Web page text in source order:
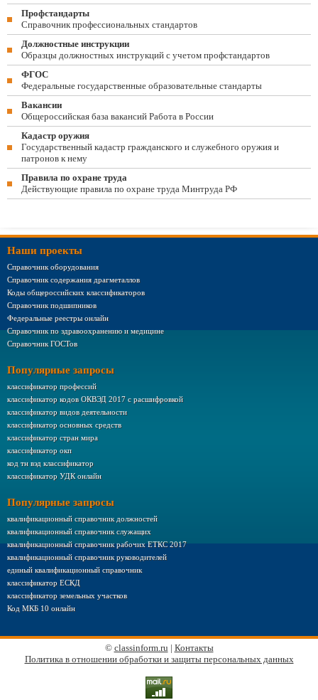
Профстандарты
Справочник профессиональных стандартов
Должностные инструкции
Образцы должностных инструкций с учетом профстандартов
ФГОС
Федеральные государственные образовательные стандарты
Вакансии
Общероссийская база вакансий Работа в России
Кадастр оружия
Государственный кадастр гражданского и служебного оружия и
патронов к нему
Правила по охране труда
Действующие правила по охране труда Минтруда РФ
Наши проекты
Справочник оборудования
Справочник содержания драгметаллов
Коды общероссийских классификаторов
Справочник подшипников
Федеральные реестры онлайн
Справочник по здравоохранению и медицине
Справочник ГОСТов
Популярные запросы
классификатор профессий
классификатор кодов ОКВЭД 2017 с расшифровкой
классификатор видов деятельности
классификатор основных средств
классификатор стран мира
классификатор окп
код тн вэд классификатор
классификатор УДК онлайн
Популярные запросы
квалификационный справочник должностей
квалификационный справочник служащих
квалификационный справочник рабочих ЕТКС 2017
квалификационный справочник руководителей
единый квалификационный справочник
классификатор ЕСКД
классификатор земельных участков
Код МКБ 10 онлайн
© classinform.ru | Контакты
Политика в отношении обработки и защиты персональных данных